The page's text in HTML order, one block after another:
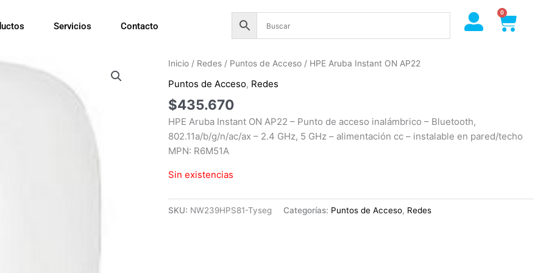
Servicios Contacto
0
Cart
Inicio / Redes / Puntos de Acceso / HPE Aruba Instant ON AP22
Puntos de Acceso, Redes
$435.670
HPE Aruba Instant ON AP22 – Punto de acceso inalámbrico – Bluetooth,
802.11a/b/g/n/ac/ax – 2.4 GHz, 5 GHz – alimentación cc – instalable en pared/techo
MPN: R6M51A
Sin existencias
SKU: NW239HPS81-Tyseg Categorías: Puntos de Acceso, Redes